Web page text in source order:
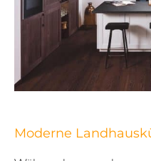
Moderne